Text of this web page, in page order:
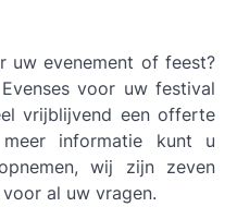
uw evenement of feest?
voor uw festival
vrijblijvend een offerte
informatie kunt u
wij zijn zeven
al uw vragen.